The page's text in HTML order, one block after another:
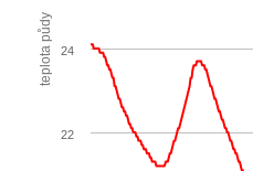
teplota půdy
22
24